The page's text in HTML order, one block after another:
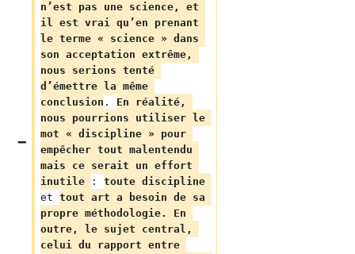
n’est pas une science, et
il est vrai qu’en prenant
le terme « science » dans
son acceptation extrême,
nous serions tenté
d’émettre la même
conclusion . En réalité,
nous pourrions utiliser le
mot « discipline » pour
empêcher tout malentendu
mais ce serait un effort
inutile
: toute discipline
et tout art a besoin de sa
propre méthodologie. En
outre, le sujet central,
celui du rapport entre